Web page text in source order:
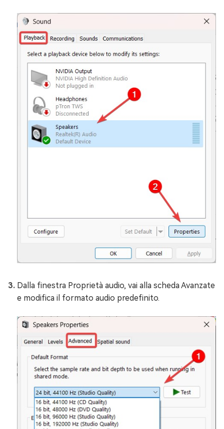
Dalla finestra Proprietà audio, vai alla scheda Avanzate
e modifica il formato audio predefinito.